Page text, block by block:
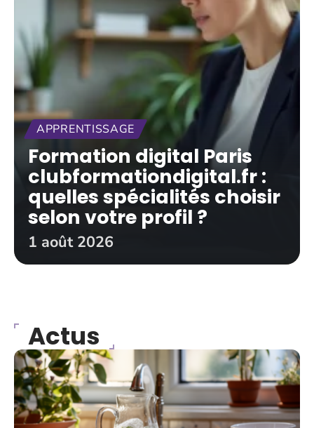
APPRENTISSAGE
Formation digital Paris
clubformationdigital.fr :
quelles spécialités choisir
selon votre profil ?
1 août 2026
Actus